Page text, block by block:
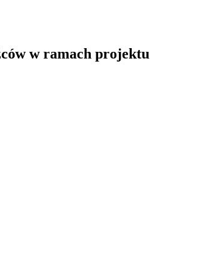
w ramach projektu